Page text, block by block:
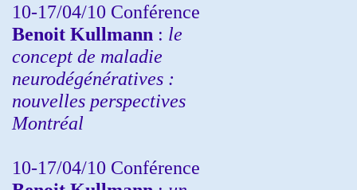
10-17/04/10 Conférence
Benoit Kullmann : le
concept de maladie
neurodégénératives :
nouvelles perspectives
Montréal
10-17/04/10 Conférence